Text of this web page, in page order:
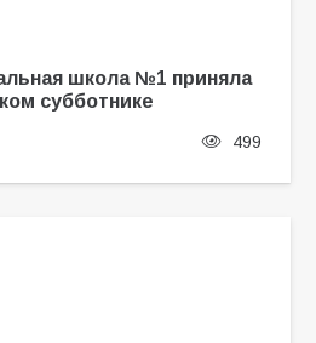
школа №1 приняла
субботнике
499